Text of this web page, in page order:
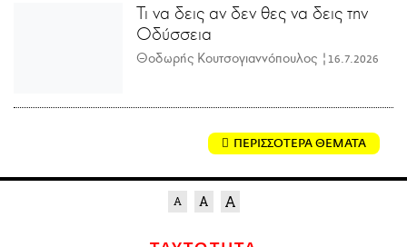
Τι να δεις αν δεν θες να δεις την
Οδύσσεια
Θοδωρής Κουτσογιαννόπουλος | 16.7.2026
ΠΕΡΙΣΣΟΤΕΡΑ ΘΕΜΑΤΑ